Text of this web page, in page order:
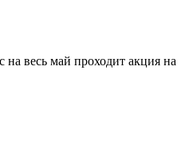
весь май проходит акция на